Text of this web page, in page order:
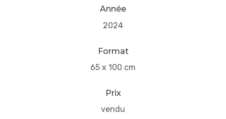
Année
2024
Format
65 x 100 cm
Prix
vendu